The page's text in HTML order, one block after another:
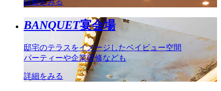
詳細をみる
BANQUET宴会場
邸宅のテラスをイメージしたベイビュー空間
パーティーや企業研修なども
詳細をみる